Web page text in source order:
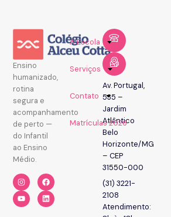
Ensino
humanizado,
rotina
segura e
acompanhamento
de perto —
do Infantil
ao Ensino
Médio.
A Escola
Serviços
Contato
Matrículas 2026
(31) 3221-
2108
Atendimento:
Av. Portugal,
535 –
Jardim
Atlântico
Belo
Horizonte/MG
– CEP
31550-000